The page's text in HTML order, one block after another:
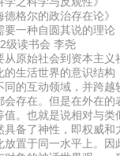
格尔的政治存在论》
要一种自圆其说的理论
级读书会 李尧
从原始社会到资本主
的生活世界的意识结
同的互动领域，并跨
会存在。但是在外在
值。也就是说相对与
具备了神性，即权威
放置于同一水平上。